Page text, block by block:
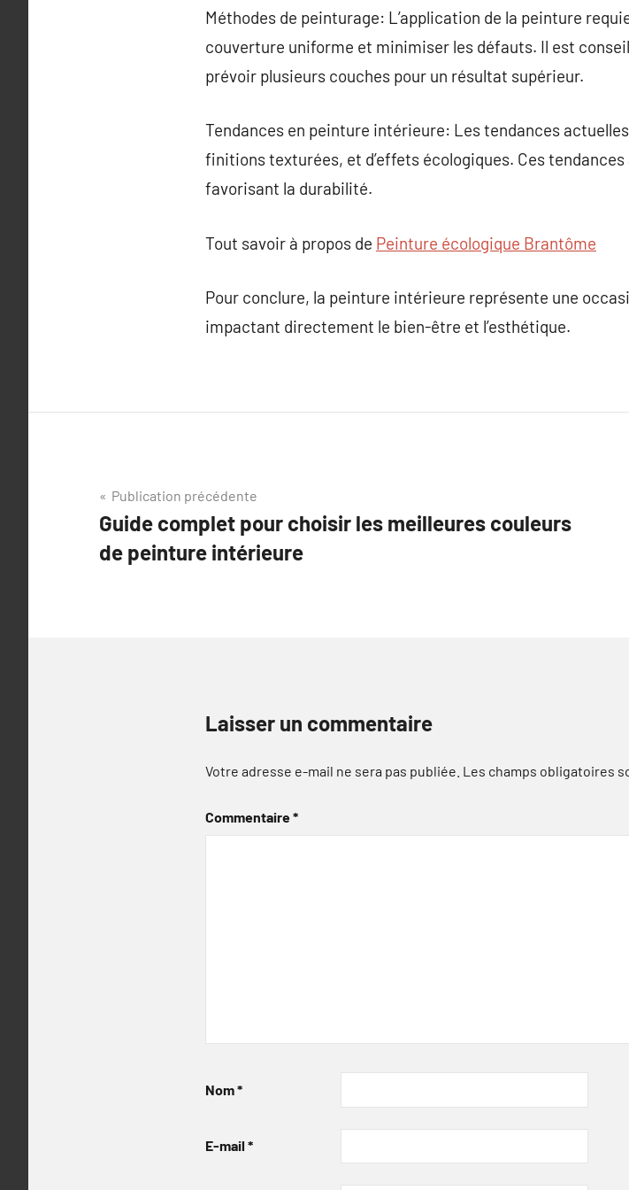
Méthodes de peinturage: L’application de la peinture
couverture uniforme et minimiser les défauts. Il est
prévoir plusieurs couches pour un résultat supérieur.
Tendances en peinture intérieure: Les tendances
finitions texturées, et d’effets écologiques. Ces
favorisant la durabilité.
Tout savoir à propos de Peinture écologique Brantôme
Pour conclure, la peinture intérieure représente une
impactant directement le bien-être et l’esthétique.
Navigation
de
l’article
Publication précédente
Guide complet pour choisir les meilleures couleurs
de peinture intérieure
Laisser un commentaire
Votre adresse e-mail ne sera pas publiée. Les champs obligatoires
Commentaire*
Nom*
E-mail *